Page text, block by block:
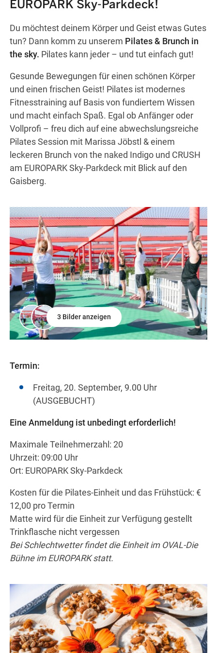
Wegbeschreibung erhalten
EUROPARK Sky-Parkdeck!
Du möchtest deinem Körper und Geist etwas Gutes
tun? Dann komm zu unserem Pilates & Brunch in
the sky. Pilates kann jeder – und tut einfach gut!
Gesunde Bewegungen für einen schönen Körper
und einen frischen Geist! Pilates ist modernes
Fitnesstraining auf Basis von fundiertem Wissen
und macht einfach Spaß. Egal ob Anfänger oder
Vollprofi – freu dich auf eine abwechslungsreiche
Pilates Session mit Marissa Jöbstl & einem
leckeren Brunch von the naked Indigo und CRUSH
am EUROPARK Sky-Parkdeck mit Blick auf den
Gaisberg.
3 Bilder anzeigen
Termin:
Freitag, 20. September, 9.00 Uhr
(AUSGEBUCHT)
Eine Anmeldung ist unbedingt erforderlich!
Maximale Teilnehmerzahl: 20
Uhrzeit: 09:00 Uhr
Ort: EUROPARK Sky-Parkdeck
Kosten für die Pilates-Einheit und das Frühstück: €
12,00 pro Termin
Matte wird für die Einheit zur Verfügung gestellt
Trinkflasche nicht vergessen
Bei Schlechtwetter findet die Einheit im OVAL-Die
Bühne im EUROPARK statt.